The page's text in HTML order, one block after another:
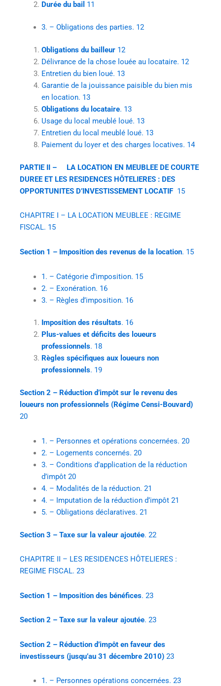
Durée du bail 11
3. – Obligations des parties. 12
Obligations du bailleur12
Délivrance de la chose louée au locataire. 12
Entretien du bien loué. 13
Garantie de la jouissance paisible du bien mis
en location. 13
Obligations du locataire. 13
Usage du local meublé loué. 13
Entretien du local meublé loué. 13
Paiement du loyer et des charges locatives. 14
PARTIE II –
LA LOCATION EN MEUBLEE DE COURTE
DUREE ET LES RESIDENCES HÔTELIERES : DES
OPPORTUNITES D’INVESTISSEMENT LOCATIF 15
CHAPITRE I – LA LOCATION MEUBLEE : REGIME
FISCAL. 15
Section 1 – Imposition des revenus de la location. 15
1. – Catégorie d’imposition. 15
2. – Exonération. 16
3. – Règles d’imposition. 16
Imposition des résultats. 16
Plus-values et déficits des loueurs
professionnels. 18
Règles spécifiques aux loueurs non
professionnels. 19
Section 2 – Réduction d’impôt sur le revenu des
loueurs non professionnels (Régime Censi-Bouvard)
20
1. – Personnes et opérations concernées. 20
2. – Logements concernés. 20
3. – Conditions d’application de la réduction
d’impôt 20
4. – Modalités de la réduction. 21
4. – Imputation de la réduction d’impôt 21
5. – Obligations déclaratives. 21
Section 3 – Taxe sur la valeur ajoutée. 22
CHAPITRE II – LES RESIDENCES HÔTELIERES :
REGIME FISCAL. 23
Section 1 – Imposition des bénéfices. 23
Section 2 – Taxe sur la valeur ajoutée. 23
Section 2 – Réduction d’impôt en faveur des
investisseurs (jusqu’au 31 décembre 2010) 23
1. – Personnes opérations concernées. 23